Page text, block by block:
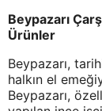
Beypazarı
Ürünler
Beypazarı,
halkın el
Beypazarı,